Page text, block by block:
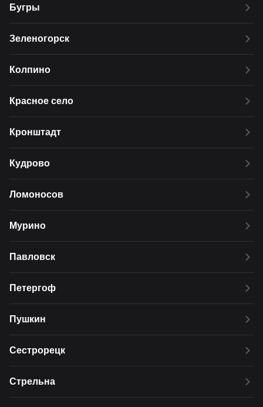
Бугры
Зеленогорск
Колпино
Красное село
Кронштадт
Кудрово
Ломоносов
Мурино
Павловск
Петергоф
Пушкин
Сестрорецк
Стрельна